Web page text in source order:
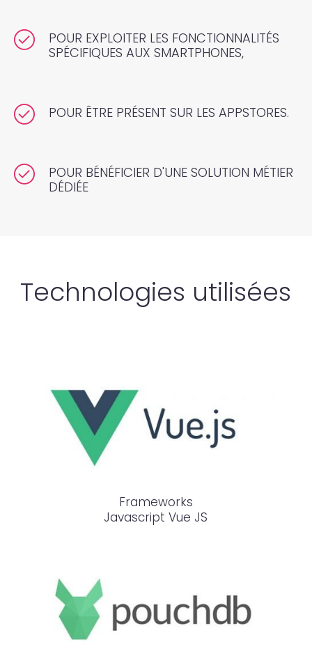
POUR EXPLOITER LES FONCTIONNALITÉS
SPÉCIFIQUES AUX SMARTPHONES,
POUR ÊTRE PRÉSENT SUR LES APPSTORES.
POUR BÉNÉFICIER D'UNE SOLUTION MÉTIER
DÉDIÉE
Technologies utilisées
Frameworks
Javascript Vue JS